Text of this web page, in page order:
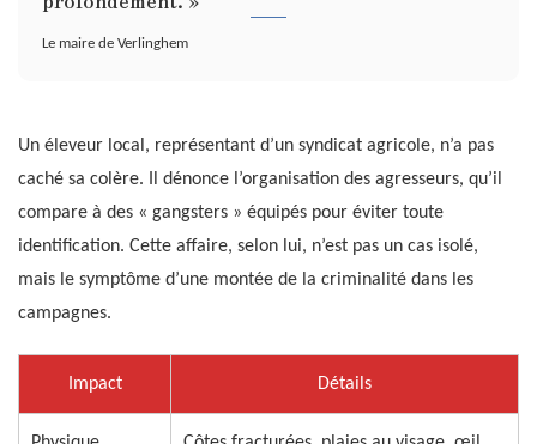
Le maire de Verlinghem
Un éleveur local, représentant d’un syndicat agricole, n’a pas
caché sa colère. Il dénonce l’organisation des agresseurs, qu’il
compare à des « gangsters » équipés pour éviter toute
identification. Cette affaire, selon lui, n’est pas un cas isolé,
mais le symptôme d’une montée de la criminalité dans les
campagnes.
Impact Détails